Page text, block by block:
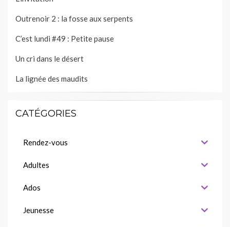
Outrenoir 2 : la fosse aux serpents
C’est lundi #49 : Petite pause
Un cri dans le désert
La lignée des maudits
CATÉGORIES
Rendez-vous
Adultes
Ados
Jeunesse